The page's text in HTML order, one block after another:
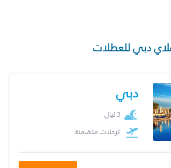
دبي للعطلات
دبي
3 ليال
الرحلات متضمنة